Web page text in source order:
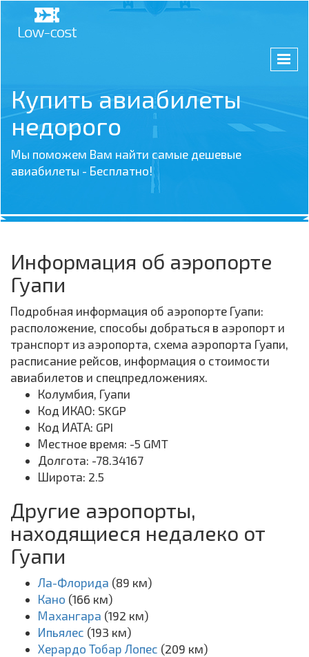
Купить авиабилеты
недорого
Мы поможем Вам найти самые дешевые
авиабилеты - Бесплатно!
Информация об аэропорте
Гуапи
Подробная информация об аэропорте Гуапи:
расположение, способы добраться в аэропорт и
транспорт из аэропорта, схема аэропорта Гуапи,
расписание рейсов, информация о стоимости
авиабилетов и спецпредложениях.
Колумбия, Гуапи
Код ИКАО: SKGP
Код ИАТА: GPI
Местное время: -5 GMT
Долгота: -78.34167
Широта: 2.5
Другие аэропорты,
находящиеся недалеко от
Гуапи
Ла-Флорида (89 км)
Кано (166 км)
Махангара (192 км)
Ипьялес (193 км)
Херардо Тобар Лопес (209 км)